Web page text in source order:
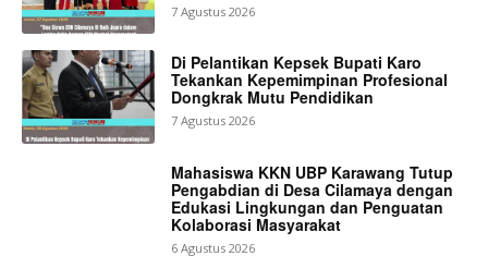
7 Agustus 2026
Di Pelantikan Kepsek Bupati Karo
Tekankan Kepemimpinan Profesional
Dongkrak Mutu Pendidikan
7 Agustus 2026
Mahasiswa KKN UBP Karawang Tutup
Pengabdian di Desa Cilamaya dengan
Edukasi Lingkungan dan Penguatan
Kolaborasi Masyarakat
6 Agustus 2026